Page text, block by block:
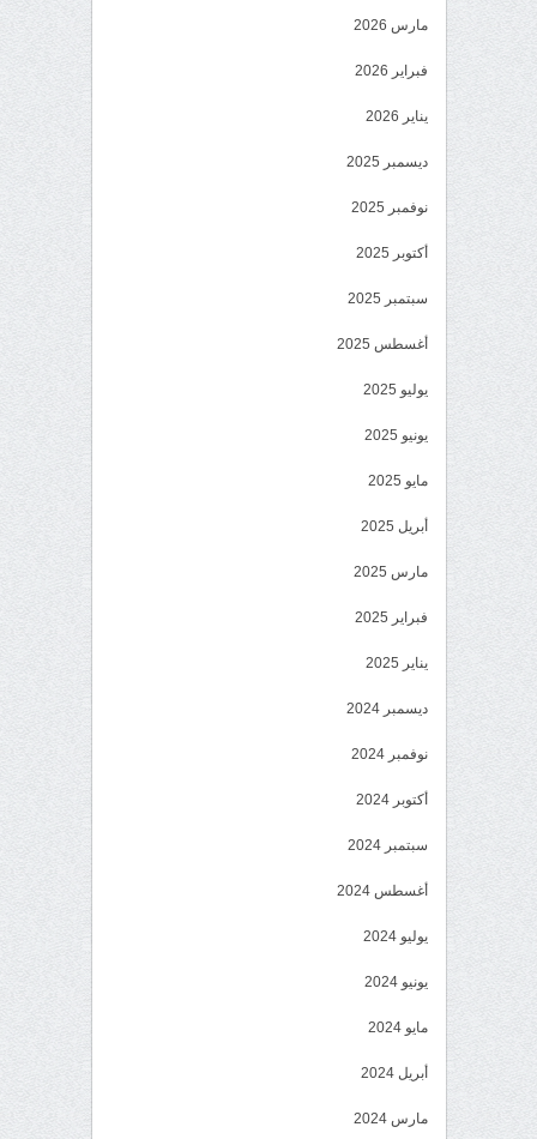
مارس 2026
فبراير 2026
يناير 2026
ديسمبر 2025
نوفمبر 2025
أكتوبر 2025
سبتمبر 2025
أغسطس 2025
يوليو 2025
يونيو 2025
مايو 2025
أبريل 2025
مارس 2025
فبراير 2025
يناير 2025
ديسمبر 2024
نوفمبر 2024
أكتوبر 2024
سبتمبر 2024
أغسطس 2024
يوليو 2024
يونيو 2024
مايو 2024
أبريل 2024
مارس 2024